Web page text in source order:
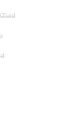
Zuid